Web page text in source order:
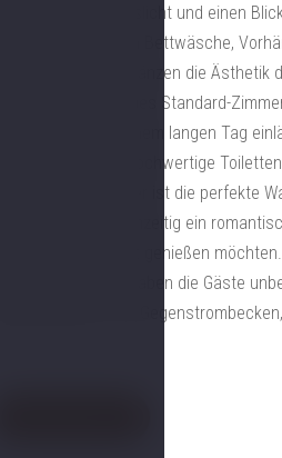
sorgen für viel Tageslicht und einen
Stoffe, einschließlich Bettwäsche,
Atmosphäre und ergänzen die Ästhetik
Die größere Fläche des Standard-
Entspannen nach einem langen Tag
modern und bietet hochwertige
Das Standard-Zimmer ist die perfekte
wünschen und gleichzeitig ein
Eleganz und Komfort genießen möchten.
Selbstverständlich haben die Gäste
Wellnessbereich mit